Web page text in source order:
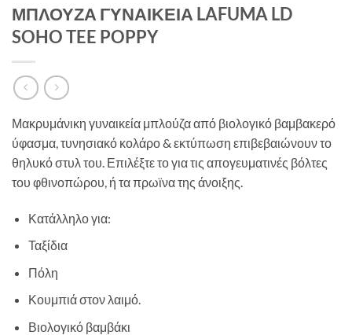
ΜΠΛΟΥΖΑ ΓΥΝΑΙΚΕΙΑ LAFUMA LD
SOHO TEE POPPY
Μακρυμάνικη γυναικεία μπλούζα από βιολογικό βαμβακερό
ύφασμα, τυνησιακό κολάρο & εκτύπωση επιβεβαιώνουν το
θηλυκό στυλ του. Επιλέξτε το για τις απογευματινές βόλτες
του φθινοπώρου, ή τα πρωϊνα της άνοιξης.
Κατάλληλο για:
Ταξίδια
Πόλη
Κουμπιά στον λαιμό.
Βιολογικό βαμβάκι